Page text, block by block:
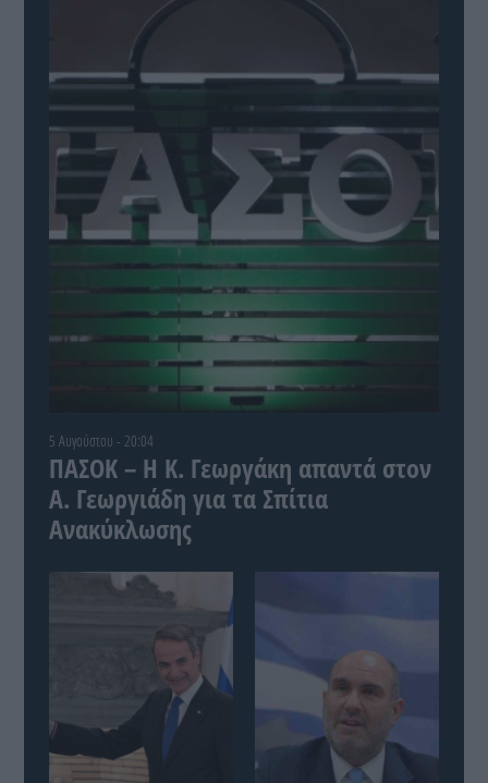
5 Αυγούστου - 20:04
ΠΑΣΟΚ – Η Κ. Γεωργάκη απαντά στον
Α. Γεωργιάδη για τα Σπίτια
Ανακύκλωσης